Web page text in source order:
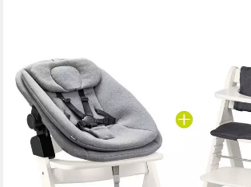
HAUCK
Hochstuhl Beta Plus White Newbornset 3in1
Babystuhl ab Geburt mit
Essbrett
209,90 € UVP249,80 €
-16%
lieferbar - in 3-4 Werktagen bei dir